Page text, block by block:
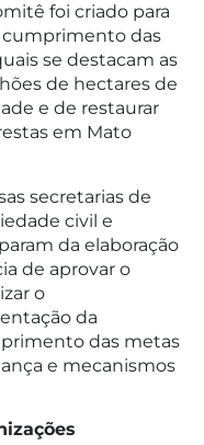
foi criado para
das
se destacam as
de hectares de
e de restaurar
em Mato
secretarias de
civil e
da elaboração
de aprovar o
o
da
das metas
e mecanismos